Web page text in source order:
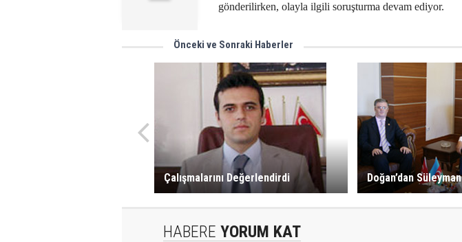
gönderilirken, olayla ilgili soruşturma devam ediyor.
Önceki ve Sonraki Haberler
Çalışmalarını Değerlendirdi Doğan’dan
HABERE YORUM KAT